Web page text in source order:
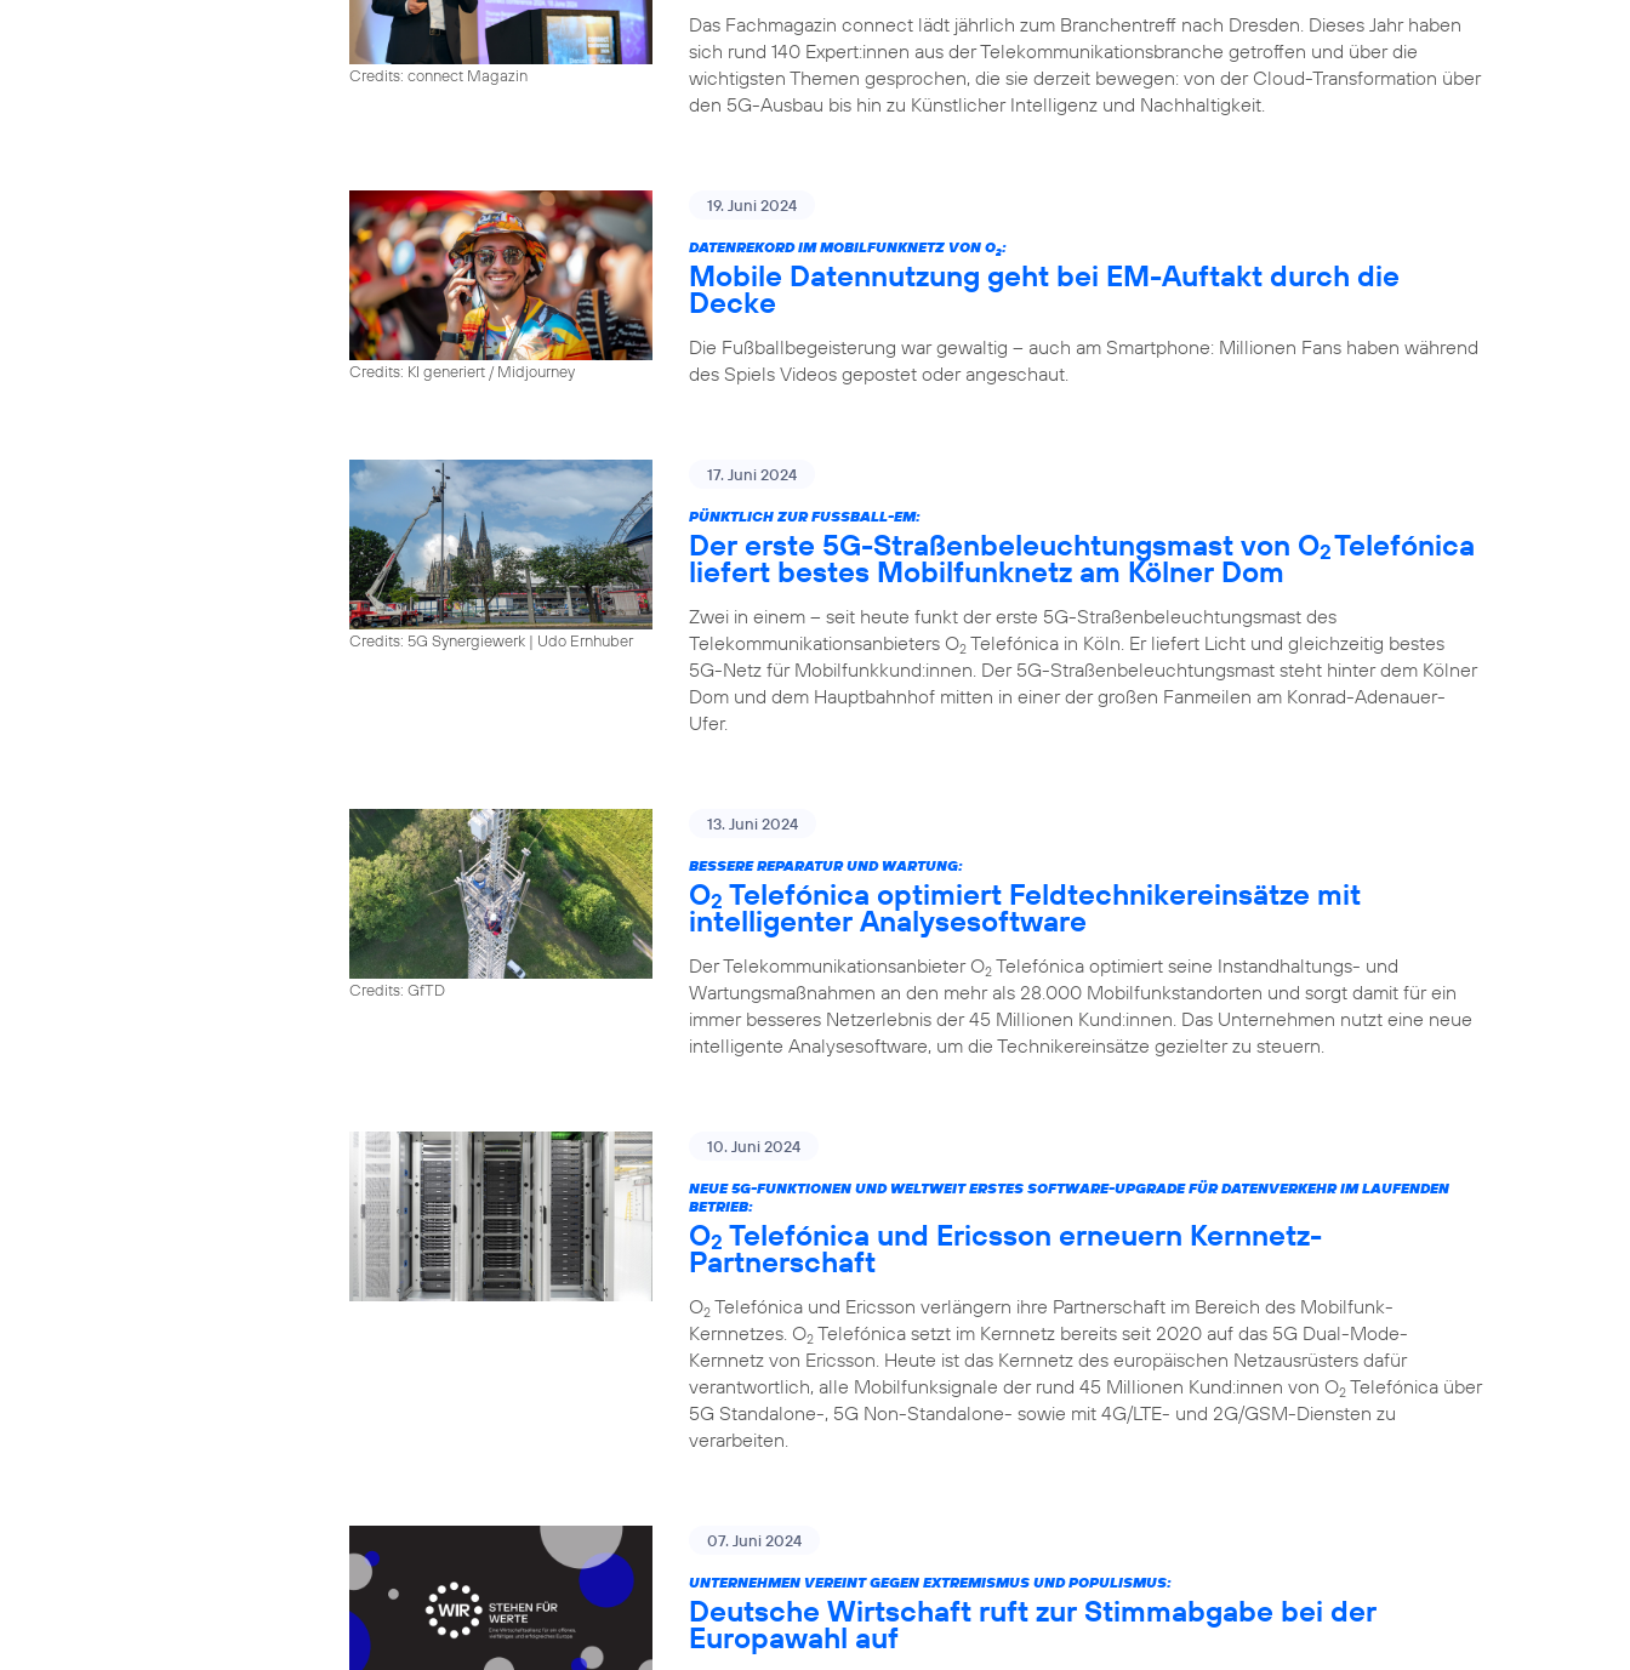
Credits: connect Magazin
Das Fachmagazin connect lädt jährlich zum Branchentreff nach Dresden. Dieses Jahr haben
sich rund 140 Expert:innen aus der Telekommunikationsbranche getroffen und über die
wichtigsten Themen gesprochen, die sie derzeit bewegen: von der Cloud-Transformation über
den 5G-Ausbau bis hin zu Künstlicher Intelligenz und Nachhaltigkeit.
Credits: KI generiert / Midjourney
19. Juni 2024
DATENREKORD IM MOBILFUNKNETZ VON O2:
Mobile Datennutzung geht bei EM-Auftakt durch die
Decke
Die Fußballbegeisterung war gewaltig – auch am Smartphone: Millionen Fans haben während
des Spiels Videos gepostet oder angeschaut.
Credits: 5G Synergiewerk | Udo Ernhuber
17. Juni 2024
PÜNKTLICH ZUR FUSSBALL-EM:
Der erste 5G-Straßenbeleuchtungsmast von O2Telefónica
liefert bestes Mobilfunknetz am Kölner Dom
Zwei in einem – seit heute funkt der erste 5G-Straßenbeleuchtungsmast des
Telekommunikationsanbieters O2 Telefónica in Köln. Er liefert Licht und gleichzeitig bestes
5G-Netz für Mobilfunkkund:innen. Der 5G-Straßenbeleuchtungsmast steht hinter dem Kölner
Dom und dem Hauptbahnhof mitten in einer der großen Fanmeilen am Konrad-Adenauer-
Ufer.
Credits: GfTD
13. Juni 2024
BESSERE REPARATUR UND WARTUNG:
O2 Telefónica optimiert Feldtechnikereinsätze mit
intelligenter Analysesoftware
Der Telekommunikationsanbieter O2 Telefónica optimiert seine Instandhaltungs- und
Wartungsmaßnahmen an den mehr als 28.000 Mobilfunkstandorten und sorgt damit für ein
immer besseres Netzerlebnis der 45 Millionen Kund:innen. Das Unternehmen nutzt eine neue
intelligente Analysesoftware, um die Technikereinsätze gezielter zu steuern.
10. Juni 2024
NEUE 5G-FUNKTIONEN UND WELTWEIT ERSTES SOFTWARE-UPGRADE FÜR DATENVERKEHR IM LAUFENDEN
BETRIEB:
O2 Telefónica und Ericsson erneuern Kernnetz-
Partnerschaft
O2 Telefónica und Ericsson verlängern ihre Partnerschaft im Bereich des Mobilfunk-
Kernnetzes. O2 Telefónica setzt im Kernnetz bereits seit 2020 auf das 5G Dual-Mode-
Kernnetz von Ericsson. Heute ist das Kernnetz des europäischen Netzausrüsters dafür
verantwortlich, alle Mobilfunksignale der rund 45 Millionen Kund:innen von O2 Telefónica über
5G Standalone-, 5G Non-Standalone- sowie mit 4G/LTE- und 2G/GSM-Diensten zu
verarbeiten.
07. Juni 2024
UNTERNEHMEN VEREINT GEGEN EXTREMISMUS UND POPULISMUS:
Deutsche Wirtschaft ruft zur Stimmabgabe bei der
Europawahl auf